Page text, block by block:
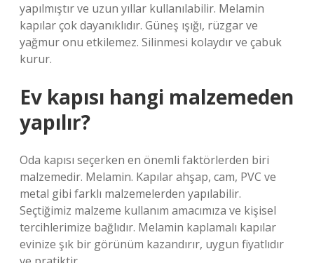
yapılmıştır ve uzun yıllar kullanılabilir. Melamin
kapılar çok dayanıklıdır. Güneş ışığı, rüzgar ve
yağmur onu etkilemez. Silinmesi kolaydır ve çabuk
kurur.
Ev kapısı hangi malzemeden
yapılır?
Oda kapısı seçerken en önemli faktörlerden biri
malzemedir. Melamin. Kapılar ahşap, cam, PVC ve
metal gibi farklı malzemelerden yapılabilir.
Seçtiğimiz malzeme kullanım amacımıza ve kişisel
tercihlerimize bağlıdır. Melamin kaplamalı kapılar
evinize şık bir görünüm kazandırır, uygun fiyatlıdır